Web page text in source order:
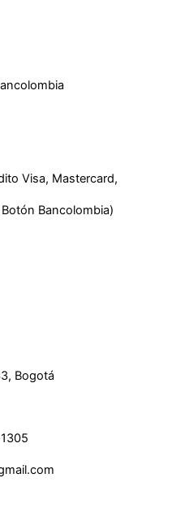
Visa, Mastercard,
Bancolombia)
Bogotá